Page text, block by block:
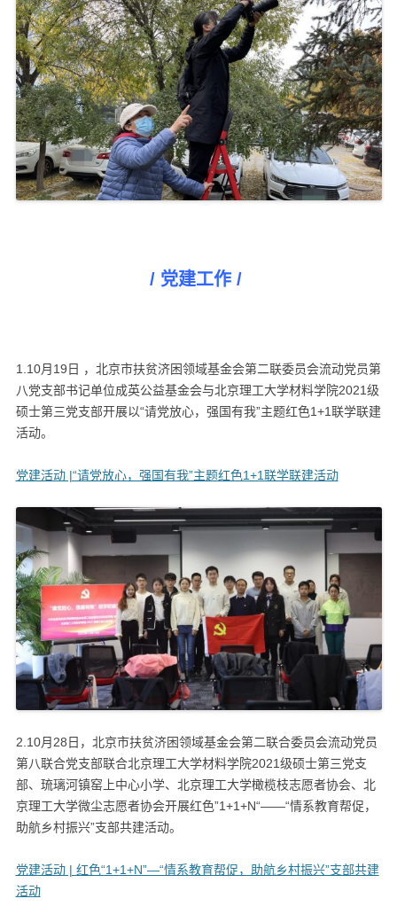
/ 党建工作 /
1.10月19日 ，北京市扶贫济困领域基金会第二联委员会流动党员第
八党支部书记单位成英公益基金会与北京理工大学材料学院2021级
硕士第三党支部开展以“请党放心，强国有我”主题红色1+1联学联建
活动。
党建活动 |“请党放心，强国有我”主题红色1+1联学联建活动
2.10月28日，北京市扶贫济困领域基金会第二联合委员会流动党员
第八联合党支部联合北京理工大学材料学院2021级硕士第三党支
部、琉璃河镇窑上中心小学、北京理工大学橄榄枝志愿者协会、北
京理工大学微尘志愿者协会开展红色”1+1+N“——“情系教育帮促，
助航乡村振兴”支部共建活动。
党建活动 | 红色“1+1+N”—“情系教育帮促，助航乡村振兴”支部共建
活动